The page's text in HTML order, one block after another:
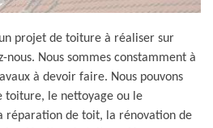
projet de toiture à réaliser sur
Nous sommes constamment à
à devoir faire. Nous pouvons
toiture, le nettoyage ou le
réparation de toit, la rénovation de